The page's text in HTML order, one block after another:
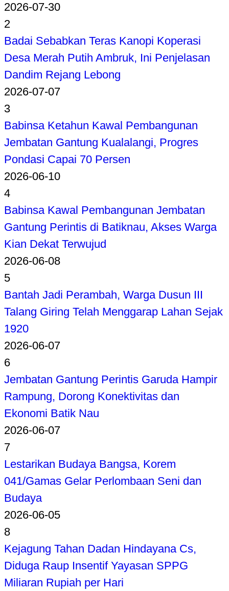
2026-07-30
2
Badai Sebabkan Teras Kanopi Koperasi
Desa Merah Putih Ambruk, Ini Penjelasan
Dandim Rejang Lebong
2026-07-07
3
Babinsa Ketahun Kawal Pembangunan
Jembatan Gantung Kualalangi, Progres
Pondasi Capai 70 Persen
2026-06-10
4
Babinsa Kawal Pembangunan Jembatan
Gantung Perintis di Batiknau, Akses Warga
Kian Dekat Terwujud
2026-06-08
5
Bantah Jadi Perambah, Warga Dusun III
Talang Giring Telah Menggarap Lahan Sejak
1920
2026-06-07
6
Jembatan Gantung Perintis Garuda Hampir
Rampung, Dorong Konektivitas dan
Ekonomi Batik Nau
2026-06-07
7
Lestarikan Budaya Bangsa, Korem
041/Gamas Gelar Perlombaan Seni dan
Budaya
2026-06-05
8
Kejagung Tahan Dadan Hindayana Cs,
Diduga Raup Insentif Yayasan SPPG
Miliaran Rupiah per Hari